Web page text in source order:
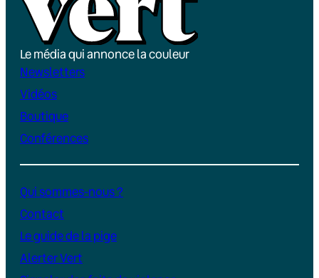
Le média qui annonce la couleur
Newsletters
Vidéos
Boutique
Conférences
Qui sommes-nous ?
Contact
Le guide de la pige
Alerter Vert